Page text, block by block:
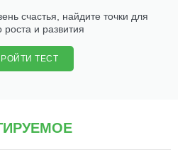
счастья, найдите точки для
роста и развития
ТЕСТ